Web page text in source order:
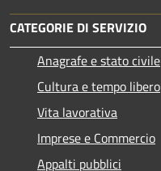
CATEGORIE DI SERVIZIO
Anagrafe e stato civile
Cultura e tempo libero
Vita lavorativa
Imprese e Commercio
Appalti pubblici